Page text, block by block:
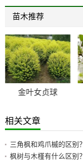
苗木推荐
金叶女贞球
相关文章
三角枫和鸡爪槭的区别？
枫树与木槿有什么区别？